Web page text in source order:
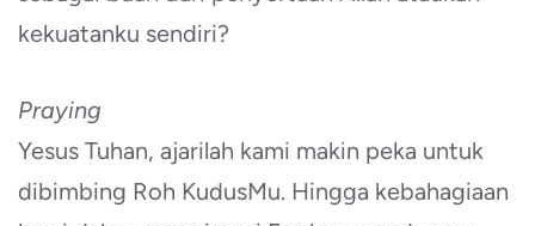
kekuatanku sendiri?
Praying
Yesus Tuhan, ajarilah kami makin peka untuk
dibimbing Roh KudusMu. Hingga kebahagiaan